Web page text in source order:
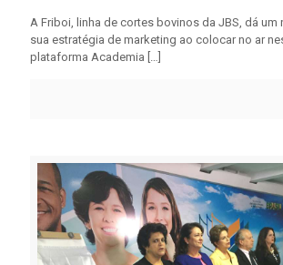
A Friboi, linha de cortes bovinos da JBS, dá um
sua estratégia de marketing ao colocar no ar
plataforma Academia […]